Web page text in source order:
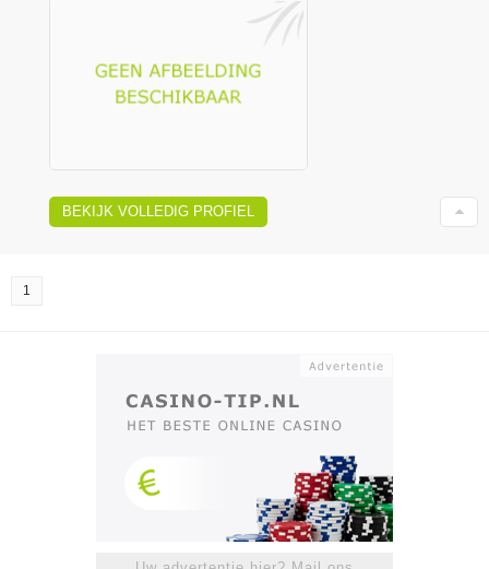
BEKIJK VOLLEDIG PROFIEL
1